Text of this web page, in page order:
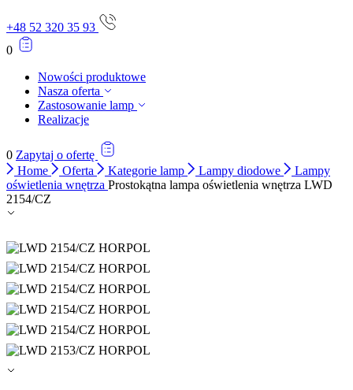
+48 52 320 35 93
0
Nowości produktowe
Nasza oferta
Zastosowanie lamp
Realizacje
0 Zapytaj o ofertę
Home
Oferta Kategorie lamp Lampy diodowe
Lampy
oświetlenia wnętrza Prostokątna lampa oświetlenia wnętrza LWD
2154/CZ